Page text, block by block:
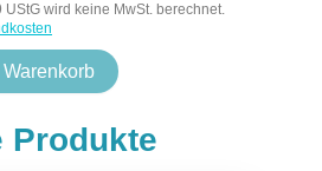
UStG wird keine MwSt. berechnet.
Warenkorb
Produkte